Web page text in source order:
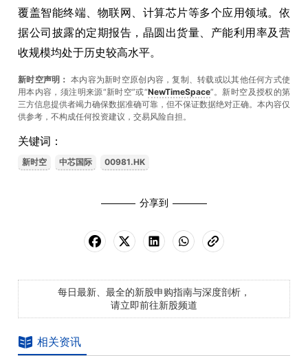
覆盖智能终端、物联网、计算芯片等多个应用领域。依
据公司披露的定期报告，晶圆出货量、产能利用率及营
收规模均处于历史较高水平。
新时空声明： 本内容为新时空原创内容，复制、转载或以其他任何方式使
用本内容，须注明来源“新时空”或“NewTimeSpace”。新时空及授权的第
三方信息提供者竭力确保数据准确可靠，但不保证数据绝对正确。本內容仅
供参考，不构成任何投资建议，交易风险自担。
关键词：
新时空 中芯国际 00981.HK
分享到
每日最新、最全的新股申购指南与深度剖析，
请立即前往新股频道
相关资讯